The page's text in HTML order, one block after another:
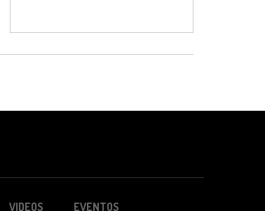
VIDEOS EVENTOS